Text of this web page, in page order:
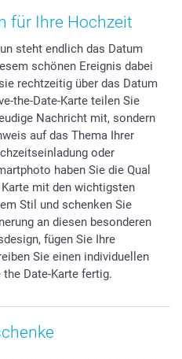
für Ihre Hochzeit
steht endlich das Datum
schönen Ereignis dabei
rechtzeitig über das Datum
the-Date-Karte teilen Sie
Nachricht mit, sondern
auf das Thema Ihrer
oder
haben Sie die Qual
mit den wichtigsten
Stil und schenken Sie
an diesen besonderen
fügen Sie Ihre
Sie einen individuellen
Date-Karte fertig.